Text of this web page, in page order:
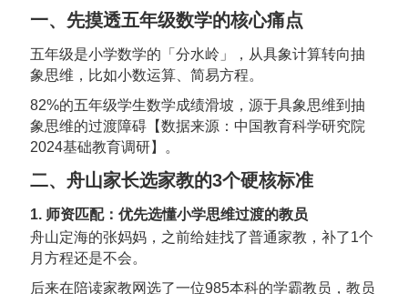
一、先摸透五年级数学的核心痛点
五年级是小学数学的「分水岭」，从具象计算转向抽
象思维，比如小数运算、简易方程。
82%的五年级学生数学成绩滑坡，源于具象思维到抽
象思维的过渡障碍【数据来源：中国教育科学研究院
2024基础教育调研】。
二、舟山家长选家教的3个硬核标准
1. 师资匹配：优先选懂小学思维过渡的教员
舟山定海的张妈妈，之前给娃找了普通家教，补了1个
月方程还是不会。
后来在陪读家教网选了一位985本科的学霸教员，教员